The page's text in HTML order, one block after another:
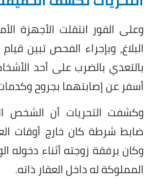
وعلى الفور انتقلت الأجهزة
البلاغ، وبإجراء الفحص تبين
بالتعدي بالضرب على أحد
أسفر عن إصابتهما بجروح
وكشفت التحريات أن الشخص
ضابط شرطة كان خارج أوقات
وكان برفقة زوجته أثناء دخوله
المملوكة له داخل العقار ذاته.